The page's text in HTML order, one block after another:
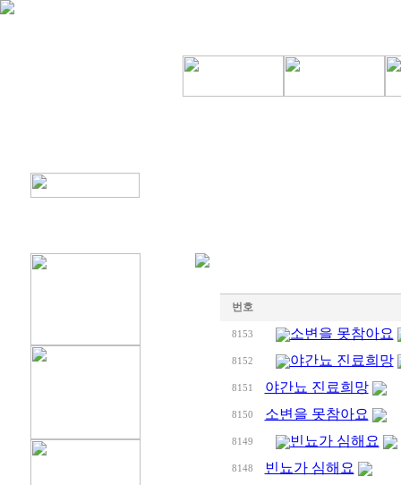
번호
8153 소변을 못참아요
8152 야간뇨 진료희망
8151 야간뇨 진료희망
8150 소변을 못참아요
8149 빈뇨가 심해요
8148 빈뇨가 심해요